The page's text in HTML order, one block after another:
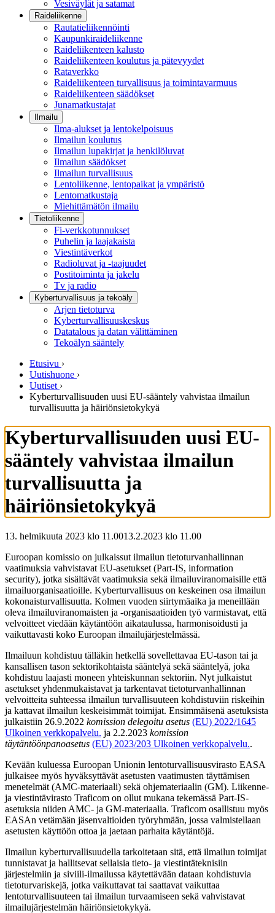
Vesiväylät ja satamat
Raideliikenne
Rautatieliikennöinti
Kaupunkiraideliikenne
Raideliikenteen kalusto
Raideliikenteen koulutus ja pätevyydet
Rataverkko
Raideliikenteen turvallisuus ja toimintavarmuus
Raideliikenteen säädökset
Junamatkustajat
Ilmailu
Ilma-alukset ja lentokelpoisuus
Ilmailun koulutus
Ilmailun lupakirjat ja henkilöluvat
Ilmailun säädökset
Ilmailun turvallisuus
Lentoliikenne, lentopaikat ja ympäristö
Lentomatkustaja
Miehittämätön ilmailu
Tietoliikenne
Fi-verkkotunnukset
Puhelin ja laajakaista
Viestintäverkot
Radioluvat ja -taajuudet
Postitoiminta ja jakelu
Tv ja radio
Kyberturvallisuus ja tekoäly
Arjen tietoturva
Kyberturvallisuuskeskus
Datatalous ja datan välittäminen
Tekoälyn sääntely
Etusivu ›
Uutishuone ›
Uutiset ›
Kyberturvallisuuden uusi EU-sääntely vahvistaa ilmailun
turvallisuutta ja häiriönsietokykyä
Kyberturvallisuuden uusi EU-
sääntely vahvistaa ilmailun
turvallisuutta ja
häiriönsietokykyä
13. helmikuuta 2023 klo 11.0013.2.2023 klo 11.00
Euroopan komissio on julkaissut ilmailun tietoturvanhallinnan
vaatimuksia vahvistavat EU-asetukset (Part-IS, information
security), jotka sisältävät vaatimuksia sekä ilmailuviranomaisille että
ilmailuorganisaatioille. Kyberturvallisuus on keskeinen osa ilmailun
kokonaisturvallisuutta. Kolmen vuoden siirtymäaika ja meneillään
oleva ilmailuviranomaisten ja -organisaatioiden työ varmistavat, että
velvoitteet viedään käytäntöön aikataulussa, harmonisoidusti ja
vaikuttavasti koko Euroopan ilmailujärjestelmässä.
Ilmailuun kohdistuu tälläkin hetkellä sovellettavaa EU-tason tai ja
kansallisen tason sektori­koh­taista sääntelyä sekä sääntelyä, joka
kohdistuu laajasti moneen yhteiskunnan sektoriin. Nyt julkaistut
asetukset yhdenmukaistavat ja tarkentavat tietoturvanhallinnan
velvoitteita suhteessa ilmailun turvalli­suuteen kohdistuviin riskeihin
ja kattavat ilmailun keskeisimmät toimijat. Ensimmäisenä asetuksista
julkaistiin 26.9.2022 komission delegoitu asetus (EU) 2022/1645
Ulkoinen verkkopalvelu. ja 2.2.2023 komission
täytäntöönpanoasetus (EU) 2023/203 Ulkoinen verkkopalvelu..
Kevään kuluessa Euroopan Unionin lentoturvallisuusvirasto EASA
julkaisee myös hyväksyttävät asetusten vaatimusten täyttämisen
menetelmät (AMC-materiaali) sekä ohjemateriaalin (GM). Liikenne-
ja viestintävirasto Traficom on ollut mukana tekemässä Part-IS-
asetuksia niiden AMC- ja GM-materiaalia. Traficom osallistuu myös
EASAn vetämään jäsenvaltioiden työryhmään, jossa valmistellaan
asetusten käyttöön ottoa ja jaetaan parhaita käytäntöjä.
Ilmailun kyberturvallisuudella tarkoitetaan sitä, että ilmailun toimijat
tunnistavat ja hallitsevat sellaisia tieto- ja viestintäteknisiin
järjestelmiin ja siviili-ilmailussa käytettävään dataan kohdistuvia
tietoturvariskejä, jotka vaikuttavat tai saattavat vaikuttaa
lentoturvallisuuteen tai ilmailun turvaamiseen sekä vahvistavat
ilmailujärjestelmän häiriönsietokykyä.